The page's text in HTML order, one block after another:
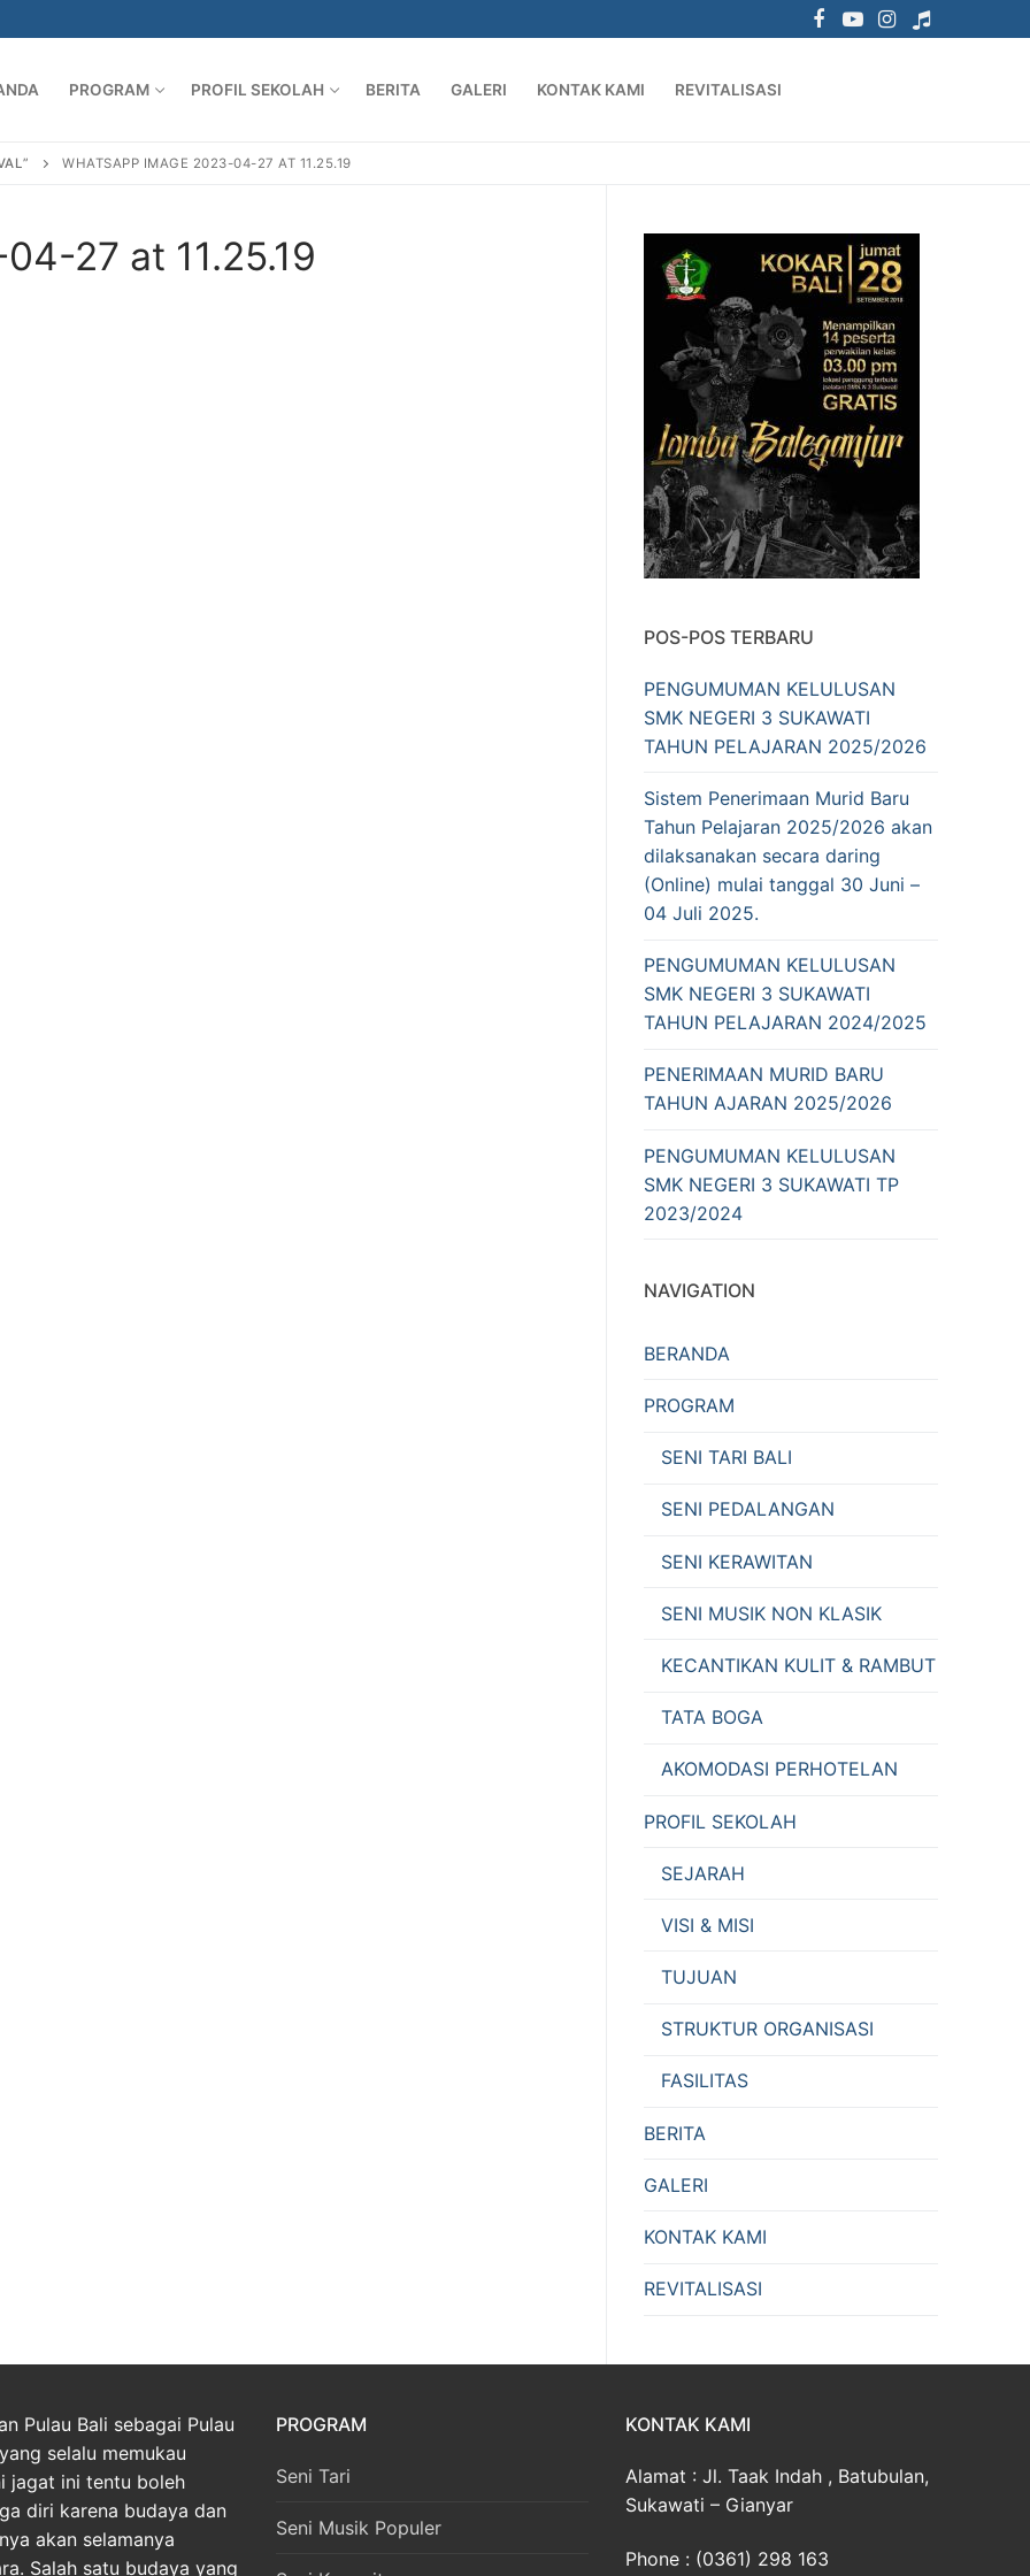
PROGRAM PROFIL SEKOLAH BERITA GALERI KONTAK KAMI REVITALISASI
WHATSAPP IMAGE 2023-04-27 AT 11.25.19
27 at 11.25.19
POS-POS TERBARU
PENGUMUMAN KELULUSAN
SMK NEGERI 3 SUKAWATI
TAHUN PELAJARAN 2025/2026
Sistem Penerimaan Murid Baru
Tahun Pelajaran 2025/2026 akan
dilaksanakan secara daring
(Online) mulai tanggal 30 Juni –
04 Juli 2025.
PENGUMUMAN KELULUSAN
SMK NEGERI 3 SUKAWATI
TAHUN PELAJARAN 2024/2025
PENERIMAAN MURID BARU
TAHUN AJARAN 2025/2026
PENGUMUMAN KELULUSAN
SMK NEGERI 3 SUKAWATI TP
2023/2024
NAVIGATION
BERANDA
PROGRAM
SENI TARI BALI
SENI PEDALANGAN
SENI KERAWITAN
SENI MUSIK NON KLASIK
KECANTIKAN KULIT & RAMBUT
TATA BOGA
AKOMODASI PERHOTELAN
PROFIL SEKOLAH
SEJARAH
VISI & MISI
TUJUAN
STRUKTUR ORGANISASI
FASILITAS
BERITA
GALERI
KONTAK KAMI
REVITALISASI
Pulau Bali sebagai Pulau
selalu memukau
jagat ini tentu boleh
diri karena budaya dan
akan selamanya
Salah satu budaya yang
PROGRAM
Seni Tari
Seni Musik Populer
KONTAK KAMI
Alamat : Jl. Taak Indah , Batubulan,
Sukawati – Gianyar
Phone : (0361) 298 163